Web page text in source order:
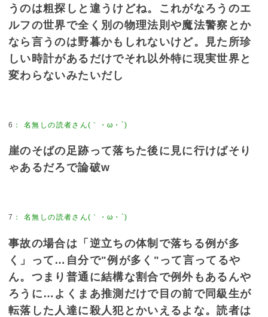
うのは粗探しと違うけどね。これがなろうのエ
ルフの世界で全く別の物理法則や魔法警察とか
なら言うのは野暮かもしれないけど。見た所珍
しい時計があるだけでそれ以外特に現実世界と
変わらないみたいだし
6 ：名無しの読者さん(｀・ω・´)
崖のそばの足跡って落ちた後に見に行けばそり
ゃあるだろで論破w
7 ：名無しの読者さん(｀・ω・´)
事故の場合は「逆立ちの体制で落ちる例が多
く」って…自分で"例が多く"って言ってるや
ん。つまり普通に結構な割合で例外もあるんや
ろうに…よくまあ推測だけで目の前で同級生が
転落した人達に殺人犯とかいえるよな。読者は